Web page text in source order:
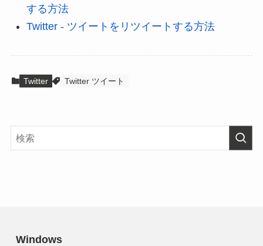
する方法
Twitter - ツイートをリツイートする方法
Twitter Twitter ツイート
Windows